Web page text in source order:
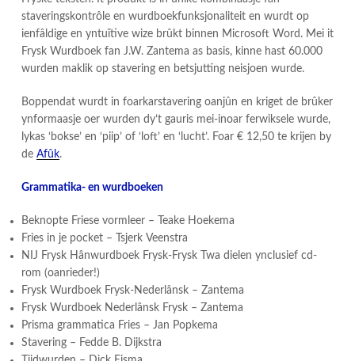
staveringskontrôle en wurdboekfunksjonaliteit en wurdt op
ienfâldige en yntuïtive wize brûkt binnen Microsoft Word. Mei it
Frysk Wurdboek fan J.W. Zantema as basis, kinne hast 60.000
wurden maklik op stavering en betsjutting neisjoen wurde.
​Boppendat wurdt in foarkarstavering oanjûn en kriget de brûker
ynformaasje oer wurden dy’t gauris mei-inoar ferwiksele wurde,
lykas ‘bokse’ en ‘piip’ of ‘loft’ en ‘lucht’. Foar € 12,50 te krijen by
de Afûk.
Grammatika- en wurdboeken
Beknopte Friese vormleer – Teake Hoekema
Fries in je pocket – Tsjerk Veenstra
NIJ Frysk Hânwurdboek Frysk-Frysk Twa dielen ynclusief cd-
rom (oanrieder!)
Frysk Wurdboek Frysk-Nederlânsk – Zantema
Frysk Wurdboek Nederlânsk Frysk – Zantema
Prisma grammatica Fries – Jan Popkema
​Stavering – Fedde B. Dijkstra